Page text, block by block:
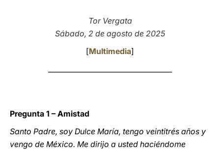
Tor Vergata
Sábado, 2 de agosto de 2025
[Multimedia]
Pregunta 1 – Amistad
Santo Padre, soy Dulce María, tengo veintitrés años y
vengo de México. Me dirijo a usted haciéndome